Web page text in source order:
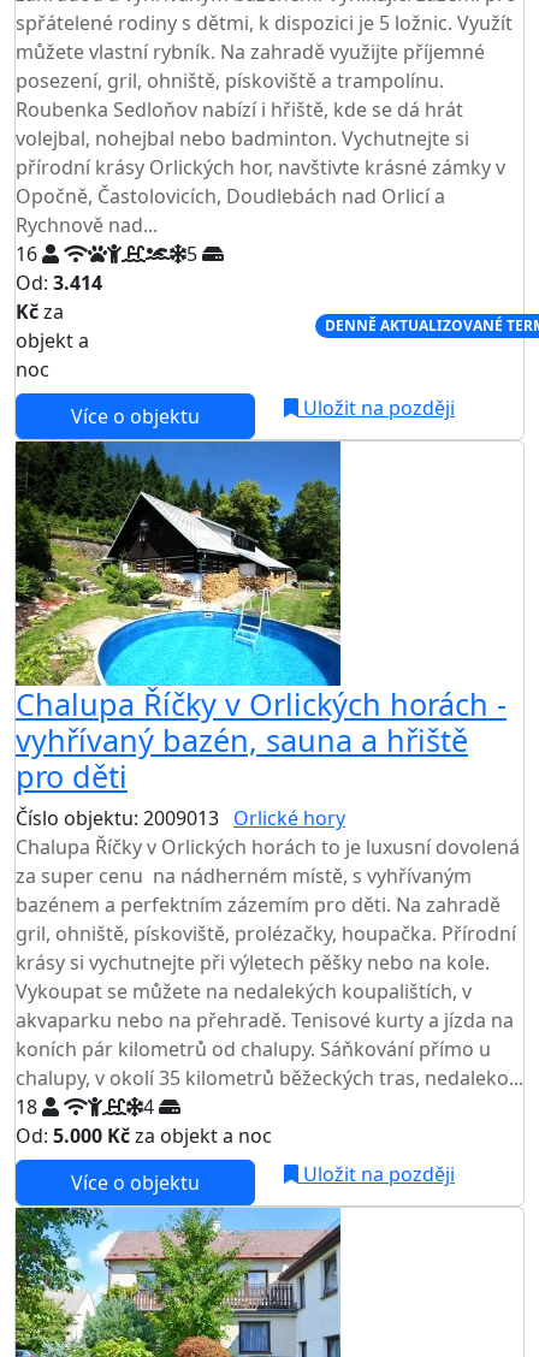
spřátelené rodiny s dětmi, k dispozici je 5 ložnic. Využít
můžete vlastní rybník. Na zahradě využijte příjemné
posezení, gril, ohniště, pískoviště a trampolínu.
Roubenka Sedloňov nabízí i hřiště, kde se dá hrát
volejbal, nohejbal nebo badminton. Vychutnejte si
přírodní krásy Orlických hor, navštivte krásné zámky v
Opočně, Častolovicích, Doudlebách nad Orlicí a
Rychnově nad...
16
5
Od: 3.414
Kčza
objekt a
noc
DENNĚ AKTUALIZOVANÉ
Více o objektu Uložit na později
Chalupa Říčky v Orlických horách -
vyhřívaný bazén, sauna a hřiště
pro děti
Číslo objektu: 2009013 Orlické hory
Chalupa Říčky v Orlických horách to je luxusní dovolená
za super cenu na nádherném místě, s vyhřívaným
bazénem a perfektním zázemím pro děti. Na zahradě
gril, ohniště, pískoviště, prolézačky, houpačka. Přírodní
krásy si vychutnejte při výletech pěšky nebo na kole.
Vykoupat se můžete na nedalekých koupalištích, v
akvaparku nebo na přehradě. Tenisové kurty a jízda na
koních pár kilometrů od chalupy. Sáňkování přímo u
chalupy, v okolí 35 kilometrů běžeckých tras, nedaleko...
18
4
Od: 5.000 Kčza objekt a noc
Více o objektu Uložit na později